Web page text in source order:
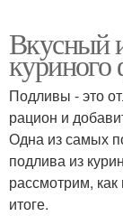
Вкусный
куриного
Подливы - это
рацион и
Одна из самых
подлива из
рассмотрим, как
итоге.